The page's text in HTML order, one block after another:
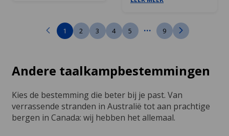
1 2 3 4 5 ... 9
Andere taalkampbestemmingen
Kies de bestemming die beter bij je past. Van
verrassende stranden in Australië tot aan prachtige
bergen in Canada: wij hebben het allemaal.